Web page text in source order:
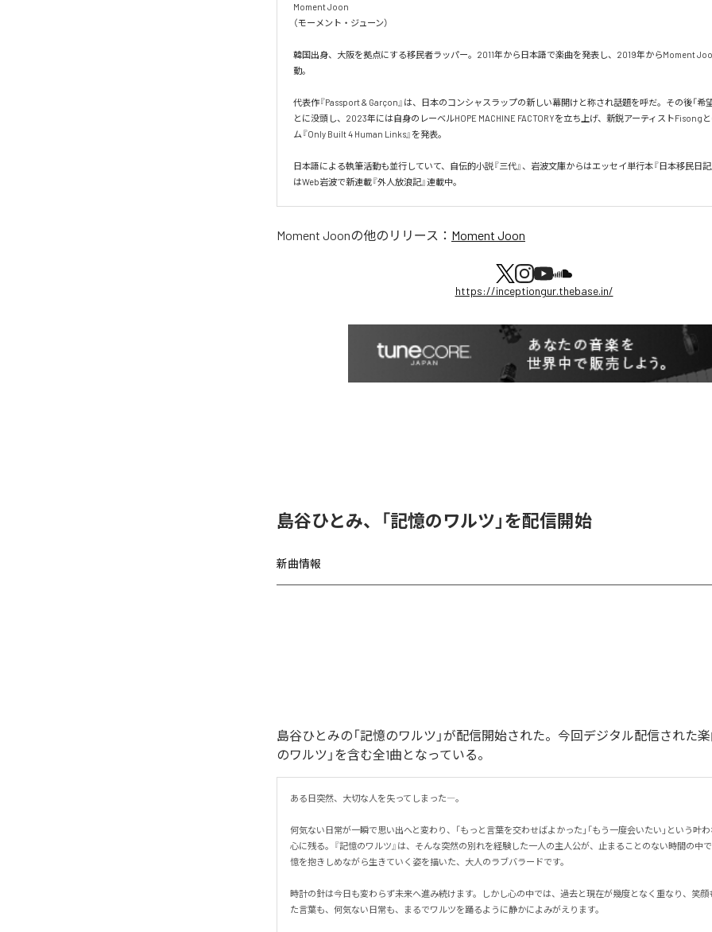
Moment Joon
（モーメント・ジューン）
韓国出身、大阪を拠点にする移民者ラッパー。2011年から日本語で楽曲を発表し、2019年からMoment
動。
代表作『Passport & Garçon』は、日本のコンシャスラップの新しい幕開けと称され話題を呼だ。その後「希
とに没頭し、2023年には自身のレーベルHOPE MACHINE FACTORYを立ち上げ、新鋭アーティストFisong
ム『Only Built 4 Human Links』を発表。
日本語による執筆活動も並行していて、自伝的小説『三代』、岩波文庫からはエッセイ単行本『日本移民日
はWeb岩波で新連載『外人放浪記』連載中。
Moment Joonの他のリリース： Moment Joon
https://inceptiongur.thebase.in/
島谷ひとみ、「記憶のワルツ」を配信開始
新曲情報
島谷ひとみの「記憶のワルツ」が配信開始された。今回デジタル配信された楽
のワルツ」を含む全1曲となっている。
ある日突然、大切な人を失ってしまった―。
何気ない日常が一瞬で思い出へと変わり、「もっと言葉を交わせばよかった」「もう一度会いたい」という叶
心に残る。『記憶のワルツ』は、そんな突然の別れを経験した一人の主人公が、止まることのない時間の中
憶を抱きしめながら生きていく姿を描いた、大人のラブバラードです。
時計の針は今日も変わらず未来へ進み続けます。しかし心の中では、過去と現在が幾度となく重なり、笑顔
た言葉も、何気ない日常も、まるでワルツを踊るように静かによみがえります。